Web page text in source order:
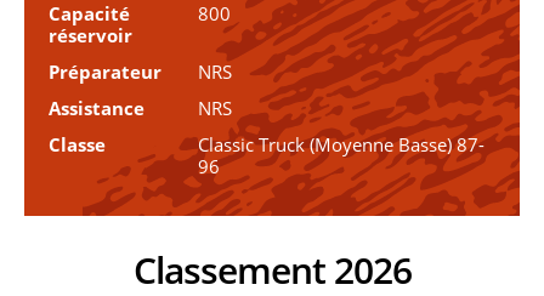
Capacité
réservoir
800
Préparateur
NRS
Assistance
NRS
Classe
Classic Truck (Moyenne Basse) 87-
96
Classement 2026